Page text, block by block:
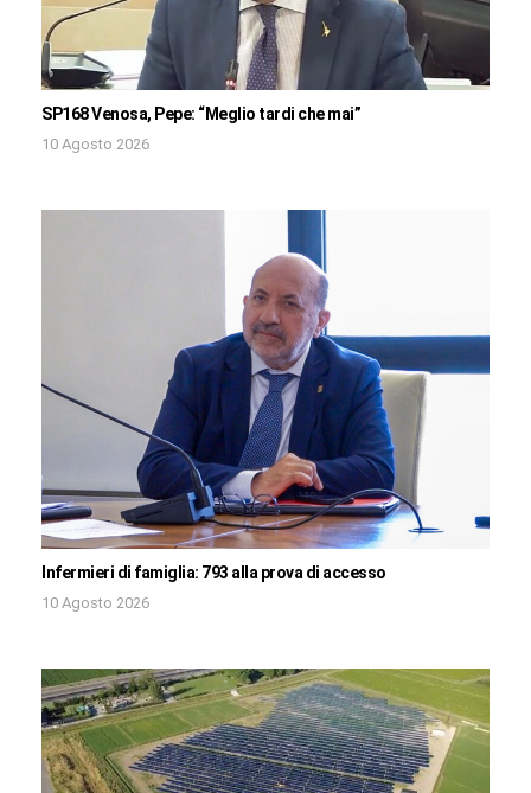
SP168 Venosa, Pepe: “Meglio tardi che mai”
10 Agosto 2026
Infermieri di famiglia: 793 alla prova di accesso
10 Agosto 2026